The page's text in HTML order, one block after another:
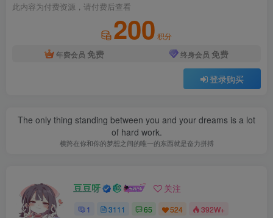
此内容为付费资源，请付费后查看
200 积分
年费会员 免费 终身会员 免费
登录购买
The only thing standing between you and your dreams is a lot
of hard work.
横跨在你和你的梦想之间的唯一的东西就是奋力拼搏
豆豆呀 关注
1 3111 65 524 392W+